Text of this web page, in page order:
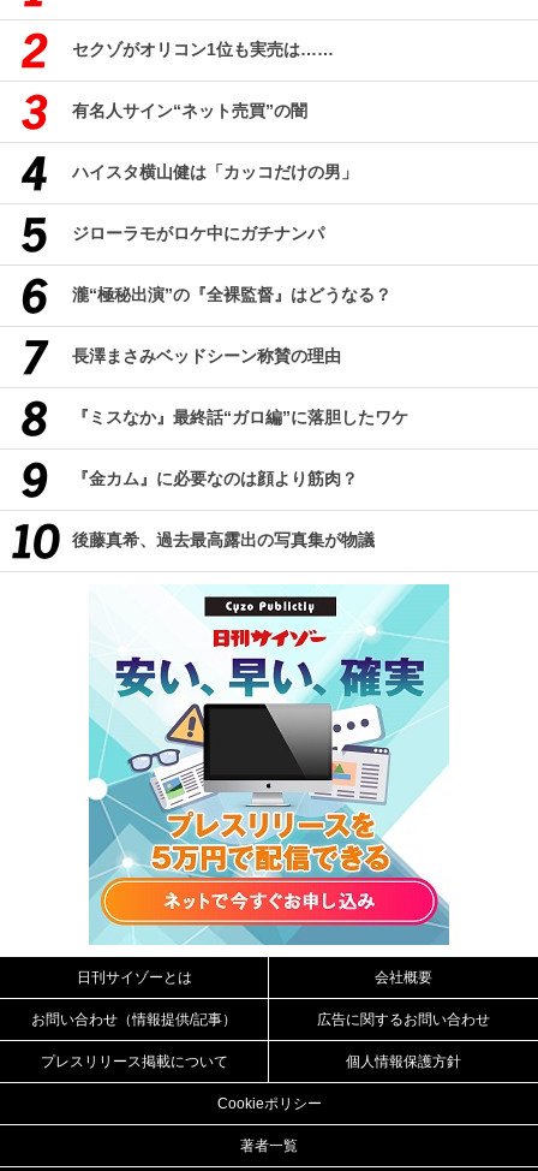
セクゾがオリコン1位も実売は……
有名人サイン“ネット売買”の闇
ハイスタ横山健は「カッコだけの男」
ジローラモがロケ中にガチナンパ
瀧“極秘出演”の『全裸監督』はどうなる？
長澤まさみベッドシーン称賛の理由
『ミスなか』最終話“ガロ編”に落胆したワケ
『金カム』に必要なのは顔より筋肉？
後藤真希、過去最高露出の写真集が物議
日刊サイゾーとは 会社概要
お問い合わせ（情報提供/記事） 広告に関するお問い合わせ
プレスリリース掲載について 個人情報保護方針
Cookieポリシー
著者一覧